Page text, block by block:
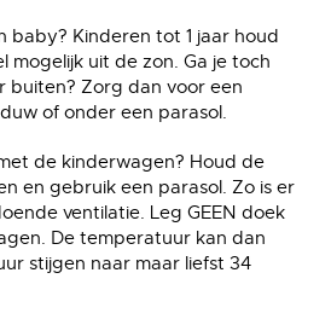
baby? Kinderen tot 1 jaar houd
mogelijk uit de zon. Ga je toch
buiten? Zorg dan voor een
of onder een parasol.
de kinderwagen? Houd de
en gebruik een parasol. Zo is er
ventilatie. Leg GEEN doek
De temperatuur kan dan
stijgen naar maar liefst 34